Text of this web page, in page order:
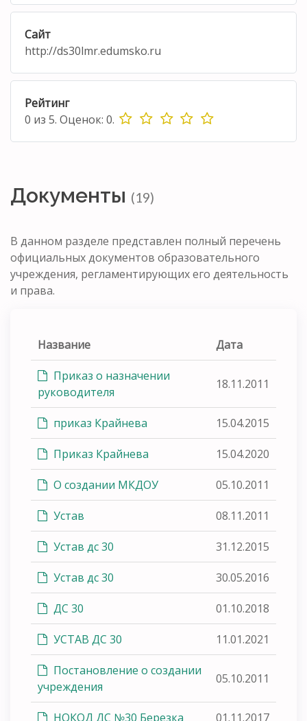
Сайт
http://ds30lmr.edumsko.ru
Рейтинг
0 из 5. Оценок: 0.
Документы (19)
В данном разделе представлен полный перечень
официальных документов образовательного
учреждения, регламентирующих его деятельность
и права.
Название Дата
Приказ о назначении
руководителя
18.11.2011
приказ Крайнева 15.04.2015
Приказ Крайнева 15.04.2020
О создании МКДОУ 05.10.2011
Устав 08.11.2011
Устав дс 30 31.12.2015
Устав дс 30 30.05.2016
ДС 30 01.10.2018
УСТАВ ДС 30 11.01.2021
Постановление о создании
учреждения
05.10.2011
НОКОД ДС №30 Березка 01.11.2017